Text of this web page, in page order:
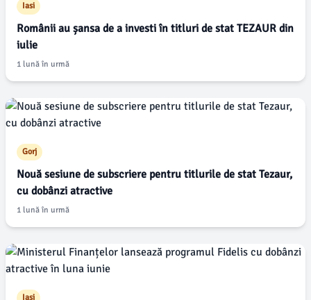
Iasi
Românii au șansa de a investi în titluri de stat TEZAUR din
iulie
1 lună în urmă
Gorj
Nouă sesiune de subscriere pentru titlurile de stat Tezaur,
cu dobânzi atractive
1 lună în urmă
Iasi